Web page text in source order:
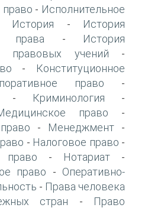
- Исполнительное
История -
История
права -
История
правовых учений -
-
Конституционное
право -
- Криминология -
право -
- Менеджмент -
- Налоговое право -
право - Нотариат -
право - Оперативно-
- Права человека
стран -
Право